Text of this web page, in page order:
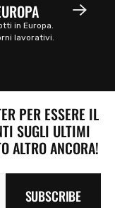
in Europa.
lavorativi.
PER ESSERE IL
SUGLI ULTIMI
ALTRO ANCORA!
SUBSCRIBE